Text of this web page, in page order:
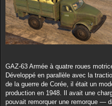
GAZ-63 Armée à quatre roues
Développé en parallèle avec la
de la guerre de Corée, il était un
production en 1948. Il avait une
pouvait remorquer une remorque —